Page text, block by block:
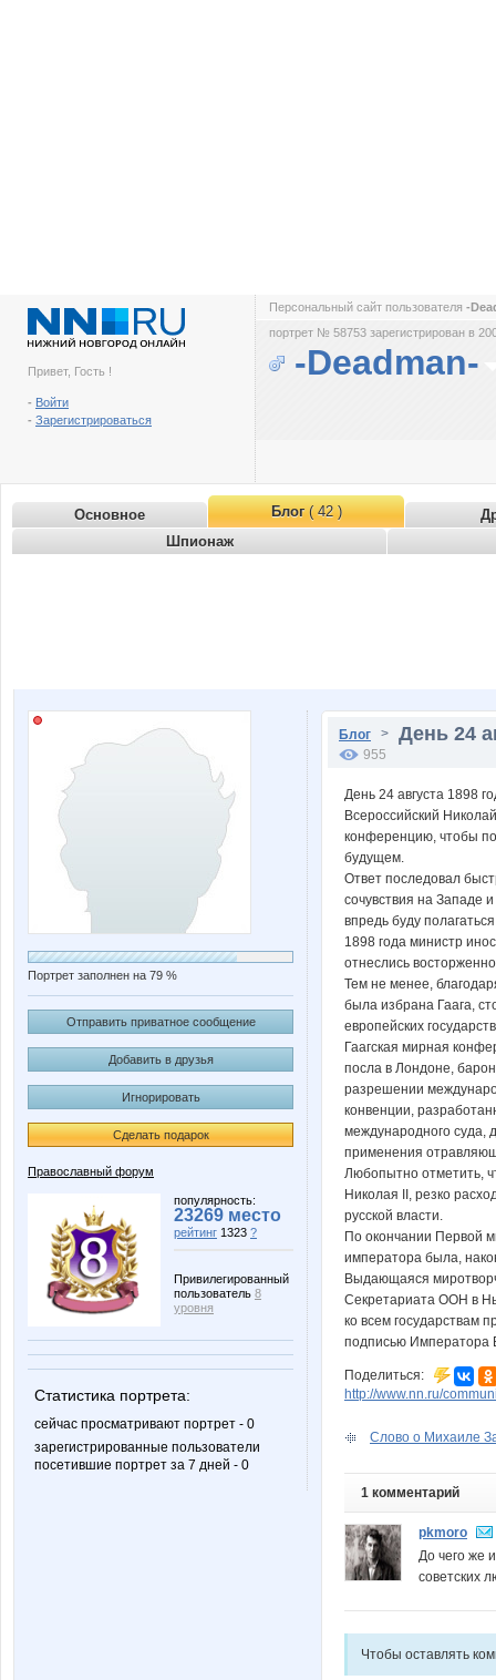
Привет, Гость !
- Войти
- Зарегистрироваться
Персональный сайт пользователя -
портрет № 58753 зарегистрирован в
-Deadman-
Основное Блог( 42 )
Шпионаж
Портрет заполнен на 79 %
Отправить приватное сообщение
Добавить в друзья
Игнорировать
Сделать подарок
Православный форум
популярность:
23269 место
рейтинг 1323 ?
Привилегированный
пользователь 8
уровня
Статистика портрета:
сейчас просматривают портрет - 0
зарегистрированные пользователи
посетившие портрет за 7 дней - 0
Блог > День 24
955
День 24 августа 1898
Всероссийский
конференцию, чтобы
будущем.
Ответ последовал
сочувствия на Западе
впредь буду
1898 года министр
отнеслись
Тем не менее,
была избрана Гаага,
европейских
Гаагская мирная
посла в Лондоне,
разрешении
конвенции,
международного суда,
применения
Любопытно отметить,
Николая II, резко
русской власти.
По окончании Первой
императора была,
Выдающаяся
Секретариата ООН в
ко всем государствам
подписью Императора
Поделиться:
http://www.nn.ru/
Слово о Михаиле
1 комментарий
pkmoro
До чего же
советских
Чтобы оставлять